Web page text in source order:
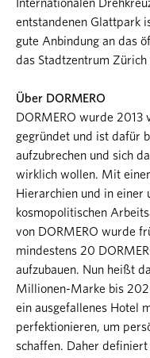
Internationalen
entstandenen Glattpark
gute Anbindung an das
das Stadtzentrum
Über DORMERO
DORMERO wurde
gegründet und ist dafür
aufzubrechen und sich
wirklich wollen. Mit
Hierarchien und in einer
kosmopolitischen
von DORMERO wurde
mindestens 20
aufzubauen. Nun heißt
Millionen-Marke bis
ein ausgefallenes Hotel
perfektionieren, um
schaffen. Daher